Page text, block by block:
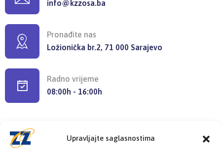
Upravljajte saglasnostima
info@kzzosa.ba
Pronađite nas
Ložionička br.2, 71 000 Sarajevo
Radno vrijeme
08:00h - 16:00h